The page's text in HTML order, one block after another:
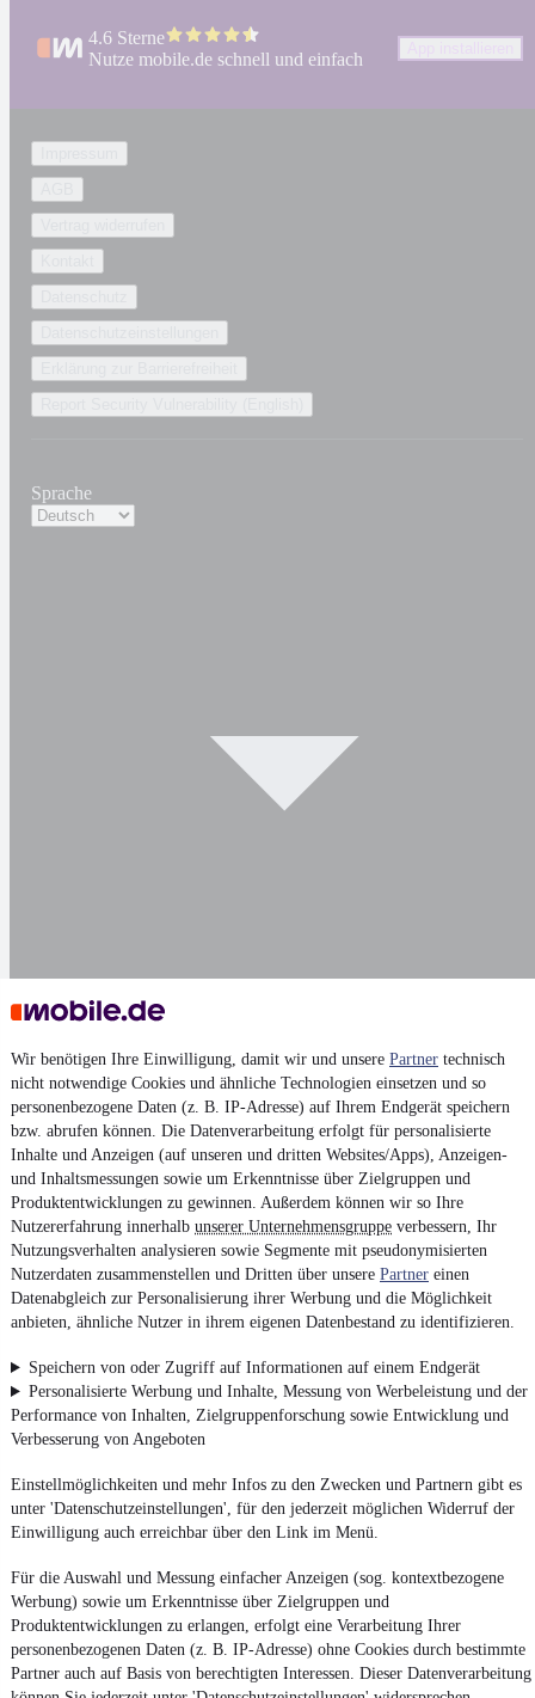
Wir benötigen Ihre Einwilligung, damit wir und unsere Partner technisch
nicht notwendige Cookies und ähnliche Technologien einsetzen und so
personenbezogene Daten (z. B. IP-Adresse) auf Ihrem Endgerät speichern
bzw. abrufen können. Die Datenverarbeitung erfolgt für personalisierte
Inhalte und Anzeigen (auf unseren und dritten Websites/Apps), Anzeigen-
und Inhaltsmessungen sowie um Erkenntnisse über Zielgruppen und
Produktentwicklungen zu gewinnen. Außerdem können wir so Ihre
Nutzererfahrung innerhalb unserer Unternehmensgruppe verbessern, Ihr
Nutzungsverhalten analysieren sowie Segmente mit pseudonymisierten
Nutzerdaten zusammenstellen und Dritten über unsere Partner einen
Datenabgleich zur Personalisierung ihrer Werbung und die Möglichkeit
anbieten, ähnliche Nutzer in ihrem eigenen Datenbestand zu identifizieren.
Speichern von oder Zugriff auf Informationen auf einem Endgerät
Personalisierte Werbung und Inhalte, Messung von Werbeleistung und der
Performance von Inhalten, Zielgruppenforschung sowie Entwicklung und
Verbesserung von Angeboten
Einstellmöglichkeiten und mehr Infos zu den Zwecken und Partnern gibt es
unter 'Datenschutzeinstellungen', für den jederzeit möglichen Widerruf der
Einwilligung auch erreichbar über den Link im Menü.
Für die Auswahl und Messung einfacher Anzeigen (sog. kontextbezogene
Werbung) sowie um Erkenntnisse über Zielgruppen und
Produktentwicklungen zu erlangen, erfolgt eine Verarbeitung Ihrer
personenbezogenen Daten (z. B. IP-Adresse) ohne Cookies durch bestimmte
Partner auch auf Basis von berechtigten Interessen. Dieser Datenverarbeitung
4.6 Sterne
Nutze mobile.de schnell und einfach
Sprache
Darstellung